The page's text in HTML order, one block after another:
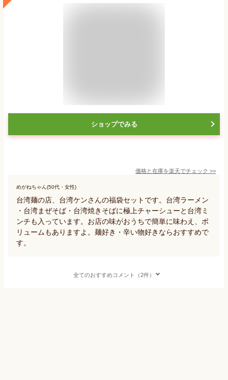
ショップでみる
価格と在庫を楽天でチェック >>
めがねちゃん(50代・女性)
台湾麺の店、台湾ケンさんの福袋セットです。台湾ラーメン
・台湾まぜそば・台湾焼きそばに極上チャーシューと台湾ミ
ンチも入っています。お店の味がおうちで簡単に味わえ、ボ
リュームもありますよ。麺好き・辛い物好きならおすすめで
す。
全てのおすすめコメント（2件）